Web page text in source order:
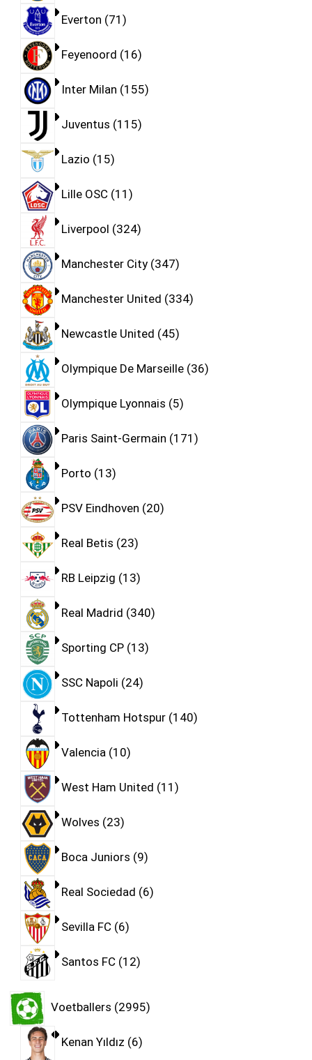
Everton 71
Feyenoord 16
Inter Milan 155
Juventus 115
Lazio 15
Lille OSC 11
Liverpool 324
Manchester City 347
Manchester United 334
Newcastle United 45
Olympique De Marseille 36
Olympique Lyonnais 5
Paris Saint-Germain 171
Porto 13
PSV Eindhoven 20
Real Betis 23
RB Leipzig 13
Real Madrid 340
Sporting CP 13
SSC Napoli 24
Tottenham Hotspur 140
Valencia 10
West Ham United 11
Wolves 23
Boca Juniors 9
Real Sociedad 6
Sevilla FC 6
Santos FC 12
Voetballers 2995
Kenan Yıldız 6